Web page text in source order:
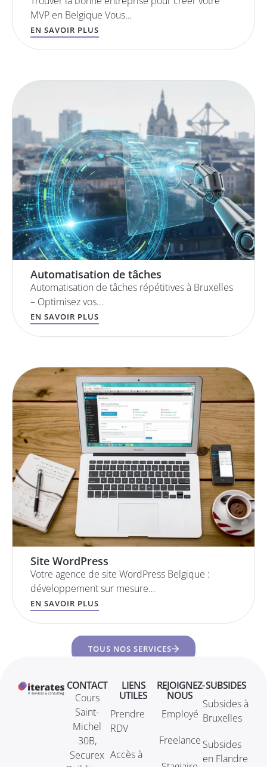
MVP en Belgique Vous…
EN SAVOIR PLUS
Automatisation de tâches
Automatisation de tâches répétitives à Bruxelles
– Optimisez vos…
EN SAVOIR PLUS
Site WordPress
Votre agence de site WordPress Belgique :
développement sur mesure…
EN SAVOIR PLUS
TOUS NOS SERVICES
CONTACT
Cours
Saint-
Michel
30B,
Securex
LIENS
UTILES
Prendre
RDV
Accès à
REJOIGNEZ-
NOUS
Employé
Freelance
SUBSIDES
Subsides à
Bruxelles
Subsides
en Flandre